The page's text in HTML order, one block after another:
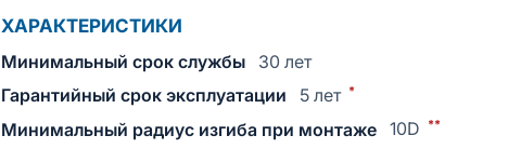
ХАРАКТЕРИСТИКИ
Минимальный срок службы
30 лет
Гарантийный срок эксплуатации
5 лет *
Минимальный радиус изгиба при монтаже 10D **